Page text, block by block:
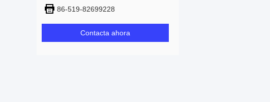
86-519-82699228
Contacta ahora